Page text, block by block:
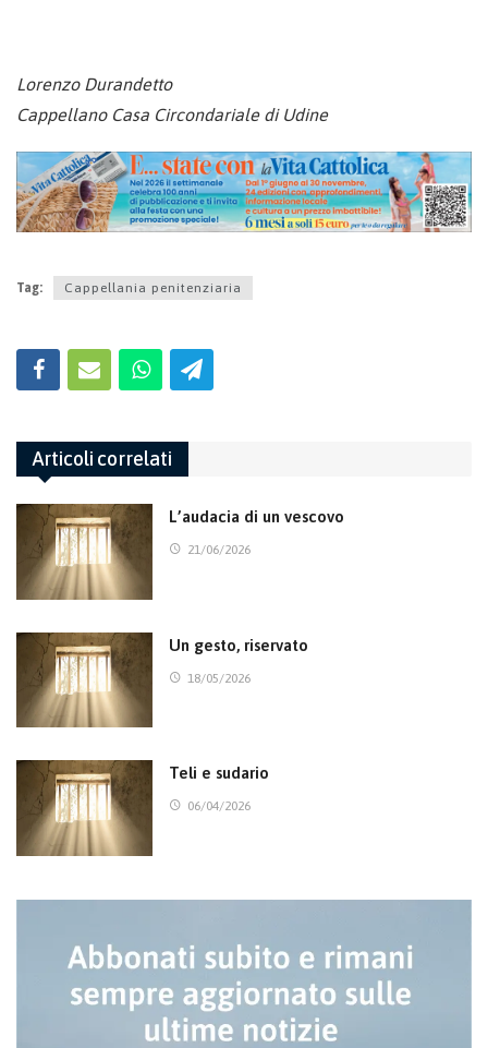
Lorenzo Durandetto
Cappellano Casa Circondariale di Udine
Tag: Cappellania penitenziaria
Articoli correlati
L’audacia di un vescovo
21/06/2026
Un gesto, riservato
18/05/2026
Teli e sudario
06/04/2026